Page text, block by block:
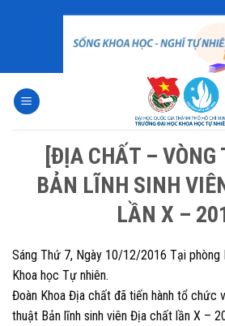
[ĐỊA CHẤT – VÒNG
BẢN LĨNH SINH
LẦN X –
Sáng Thứ 7, Ngày 10/12/2016 Tại phòng
Khoa học Tự nhiên.
Đoàn Khoa Địa chất đã tiến hành tổ chức
thuật Bản lĩnh sinh viên Địa chất lần X –